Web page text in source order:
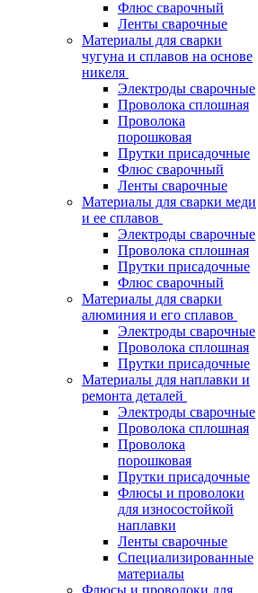
Флюс сварочный
Ленты сварочные
Материалы для сварки
чугуна и сплавов на основе
никеля
Электроды сварочные
Проволока сплошная
Проволока
порошковая
Прутки присадочные
Флюс сварочный
Ленты сварочные
Материалы для сварки меди
и ее сплавов
Электроды сварочные
Проволока сплошная
Прутки присадочные
Флюс сварочный
Материалы для сварки
алюминия и его сплавов
Электроды сварочные
Проволока сплошная
Прутки присадочные
Материалы для наплавки и
ремонта деталей
Электроды сварочные
Проволока сплошная
Проволока
порошковая
Прутки присадочные
Флюсы и проволоки
для износостойкой
наплавки
Ленты сварочные
Специализированные
материалы
Флюсы и проволоки для